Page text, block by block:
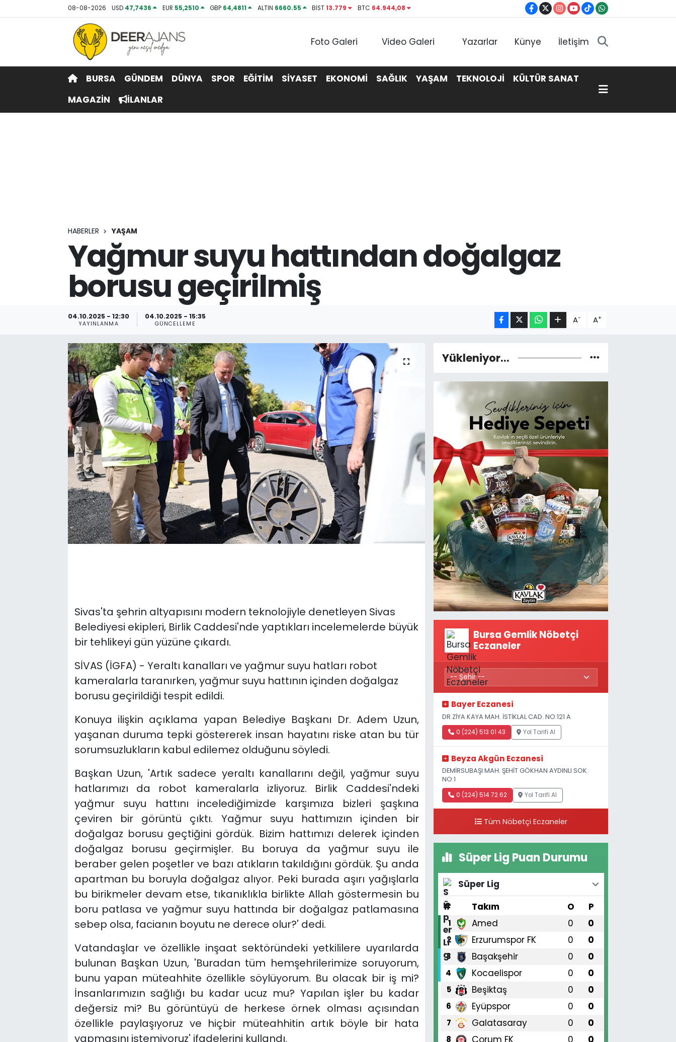
08-08-2026 USD 47,7436 EUR 55,2510 GBP 64,4811 ALTIN 6660.55 BİST13.779 BTC 64.944,08
Foto Galeri Video Galeri Yazarlar Künye İletişim
BURSA GÜNDEM DÜNYA SPOR EĞİTİM SİYASET EKONOMİ SAĞLIK YAŞAM TEKNOLOJİ
KÜLTÜR SANAT
MAGAZİN
İLANLAR
HABERLER YAŞAM
Yağmur suyu hattından doğalgaz
borusu geçirilmiş
04.10.2025 - 12:30
YAYINLANMA
04.10.2025 - 15:35
GÜNCELLEME A- A+
Sivas'ta şehrin altyapısını modern teknolojiyle denetleyen Sivas
Belediyesi ekipleri, Birlik Caddesi'nde yaptıkları incelemelerde büyük
bir tehlikeyi gün yüzüne çıkardı.
SİVAS (İGFA) - Yeraltı kanalları ve yağmur suyu hatları robot
kameralarla taranırken, yağmur suyu hattının içinden doğalgaz
borusu geçirildiği tespit edildi.
Konuya ilişkin açıklama yapan Belediye Başkanı Dr. Adem Uzun,
yaşanan duruma tepki göstererek insan hayatını riske atan bu tür
sorumsuzlukların kabul edilemez olduğunu söyledi.
Başkan Uzun, 'Artık sadece yeraltı kanallarını değil, yağmur suyu
hatlarımızı da robot kameralarla izliyoruz. Birlik Caddesi'ndeki
yağmur suyu hattını incelediğimizde karşımıza bizleri şaşkına
çeviren bir görüntü çıktı. Yağmur suyu hattımızın içinden bir
doğalgaz borusu geçtiğini gördük. Bizim hattımızı delerek içinden
doğalgaz borusu geçirmişler. Bu boruya da yağmur suyu ile
beraber gelen poşetler ve bazı atıkların takıldığını gördük. Şu anda
apartman bu boruyla doğalgaz alıyor. Peki burada aşırı yağışlarla
bu birikmeler devam etse, tıkanıklıkla birlikte Allah göstermesin bu
boru patlasa ve yağmur suyu hattında bir doğalgaz patlamasına
sebep olsa, facianın boyutu ne derece olur?' dedi.
Vatandaşlar ve özellikle inşaat sektöründeki yetkililere uyarılarda
bulunan Başkan Uzun, 'Buradan tüm hemşehrilerimize soruyorum,
bunu yapan müteahhite özellikle söylüyorum. Bu olacak bir iş mi?
İnsanlarımızın sağlığı bu kadar ucuz mu? Yapılan işler bu kadar
değersiz mi? Bu görüntüyü de herkese örnek olması açısından
özellikle paylaşıyoruz ve hiçbir müteahhitin artık böyle bir hata
yapmasını istemiyoruz' ifadelerini kullandı.
Yükleniyor...
Bursa Gemlik Nöbetçi
Eczaneler
Bayer Eczanesi
DR.ZİYA KAYA MAH. İSTİKLAL CAD. NO:121 A
0 (224) 513 01 43 Yol Tarifi Al
Beyza Akgün Eczanesi
DEMİRSUBAŞI MAH. ŞEHİT GÖKHAN AYDINLI SOK.
NO:1
0 (224) 514 72 62 Yol Tarifi Al
Tüm Nöbetçi Eczaneler
Süper Lig Puan Durumu
Süper Lig
#
Takım O P
1 Amed 0 0
2 Erzurumspor FK 0 0
3 Başakşehir 0 0
4 Kocaelispor 0 0
5 Beşiktaş 0 0
6 Eyüpspor 0 0
7 Galatasaray 0 0
8 Çorum FK 0 0
Hava Durumu
Trafik Durumu
Tüm Manşetler